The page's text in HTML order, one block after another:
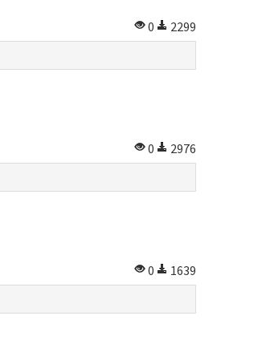
0
2299
0
2976
0
1639